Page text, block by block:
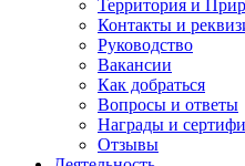
Территория и
Контакты и
Руководство
Вакансии
Как добраться
Вопросы и ответы
Награды и
Отзывы